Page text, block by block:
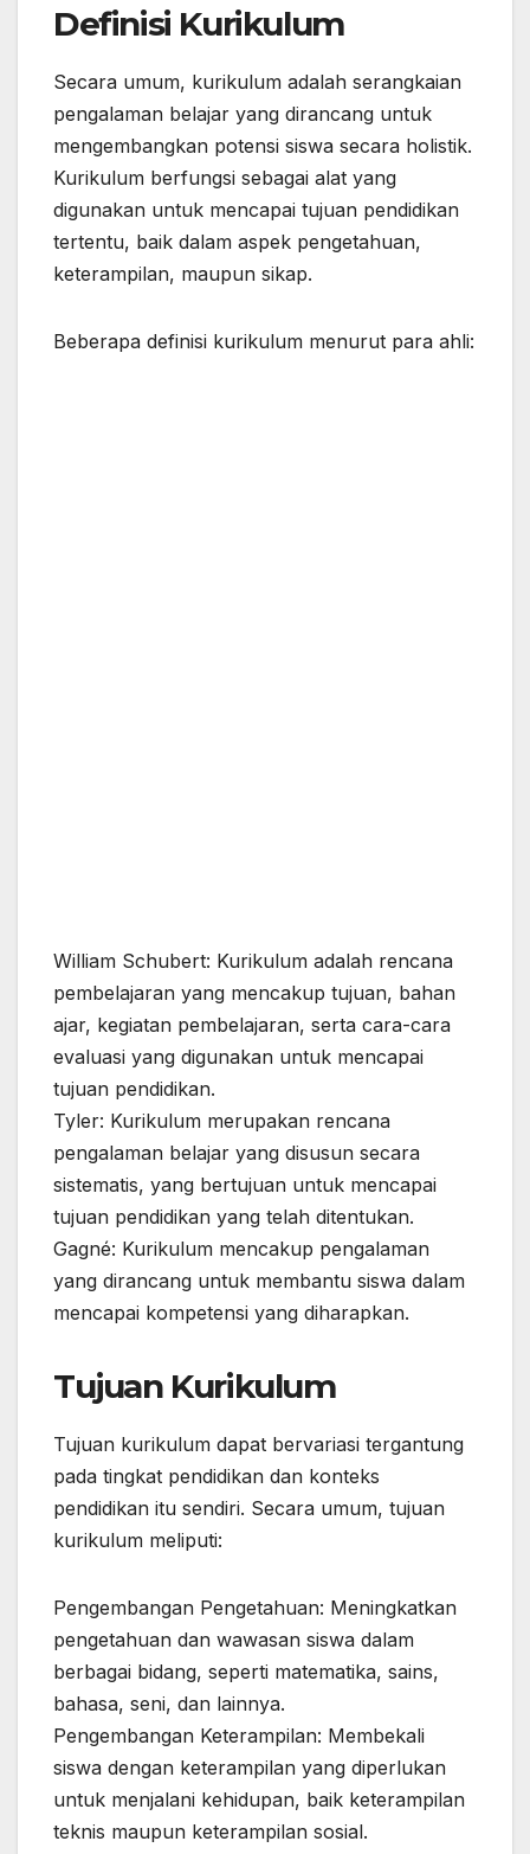
Definisi Kurikulum
Secara umum, kurikulum adalah serangkaian
pengalaman belajar yang dirancang untuk
mengembangkan potensi siswa secara holistik.
Kurikulum berfungsi sebagai alat yang
digunakan untuk mencapai tujuan pendidikan
tertentu, baik dalam aspek pengetahuan,
keterampilan, maupun sikap.
Beberapa definisi kurikulum menurut para ahli:
William Schubert: Kurikulum adalah rencana
pembelajaran yang mencakup tujuan, bahan
ajar, kegiatan pembelajaran, serta cara-cara
evaluasi yang digunakan untuk mencapai
tujuan pendidikan.
Tyler: Kurikulum merupakan rencana
pengalaman belajar yang disusun secara
sistematis, yang bertujuan untuk mencapai
tujuan pendidikan yang telah ditentukan.
Gagné: Kurikulum mencakup pengalaman
yang dirancang untuk membantu siswa dalam
mencapai kompetensi yang diharapkan.
Tujuan Kurikulum
Tujuan kurikulum dapat bervariasi tergantung
pada tingkat pendidikan dan konteks
pendidikan itu sendiri. Secara umum, tujuan
kurikulum meliputi:
Pengembangan Pengetahuan: Meningkatkan
pengetahuan dan wawasan siswa dalam
berbagai bidang, seperti matematika, sains,
bahasa, seni, dan lainnya.
Pengembangan Keterampilan: Membekali
siswa dengan keterampilan yang diperlukan
untuk menjalani kehidupan, baik keterampilan
teknis maupun keterampilan sosial.